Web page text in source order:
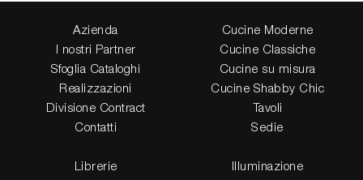
Azienda
I nostri Partner
Sfoglia Cataloghi
Realizzazioni
Divisione Contract
Contatti
Cucine Moderne
Cucine Classiche
Cucine su misura
Cucine Shabby Chic
Tavoli
Sedie
Librerie
Illuminazione